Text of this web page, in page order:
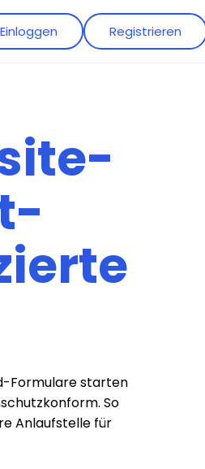
Einloggen Registrieren
Formularestarten
So
Anlaufstelle für